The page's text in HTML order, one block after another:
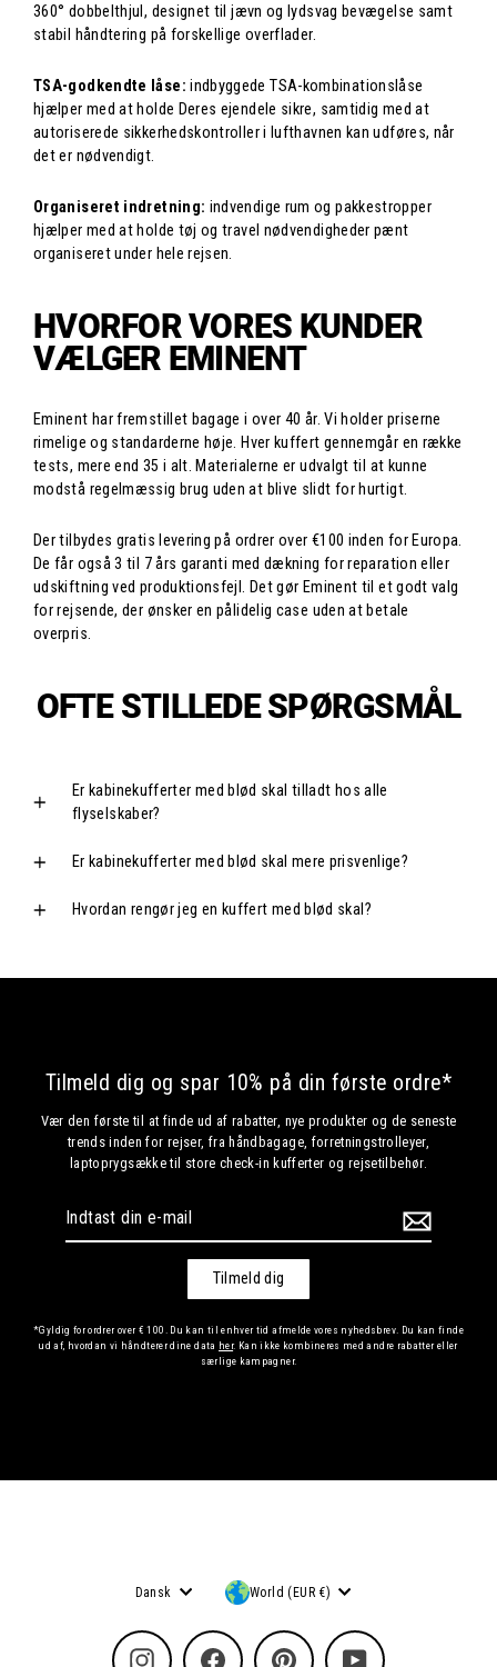
360° dobbelthjul, designet til jævn og lydsvag bevægelse samt
stabil håndtering på forskellige overflader.
TSA-godkendte låse: indbyggede TSA-kombinationslåse
hjælper med at holde Deres ejendele sikre, samtidig med at
autoriserede sikkerhedskontroller i lufthavnen kan udføres, når
det er nødvendigt.
Organiseret indretning: indvendige rum og pakkestropper
hjælper med at holde tøj og travel nødvendigheder pænt
organiseret under hele rejsen.
HVORFOR VORES KUNDER
VÆLGER EMINENT
Eminent har fremstillet bagage i over 40 år. Vi holder priserne
rimelige og standarderne høje. Hver kuffert gennemgår en række
tests, mere end 35 i alt. Materialerne er udvalgt til at kunne
modstå regelmæssig brug uden at blive slidt for hurtigt.
Der tilbydes gratis levering på ordrer over €100 inden for Europa.
De får også 3 til 7 års garanti med dækning for reparation eller
udskiftning ved produktionsfejl. Det gør Eminent til et godt valg
for rejsende, der ønsker en pålidelig case uden at betale
overpris.
OFTE STILLEDE SPØRGSMÅL
Er kabinekufferter med blød skal tilladt hos alle
flyselskaber?
Er kabinekufferter med blød skal mere prisvenlige?
Hvordan rengør jeg en kuffert med blød skal?
Tilmeld dig og spar 10% på din første ordre*
Vær den første til at finde ud af rabatter, nye produkter og de seneste
trends inden for rejser, fra håndbagage, forretningstrolleyer,
laptoprygsække til store check-in kufferter og rejsetilbehør.
Indtast
Tilmeld dig
*Gyldig for ordrer over € 100. Du kan til enhver tid afmelde vores nyhedsbrev. Du kan finde
ud af, hvordan vi håndterer dine data her. Kan ikke kombineres med andre rabatter eller
særlige kampagner.
Dansk
Valuta
World (EUR €)
Instagram Facebook Pinterest YouTube